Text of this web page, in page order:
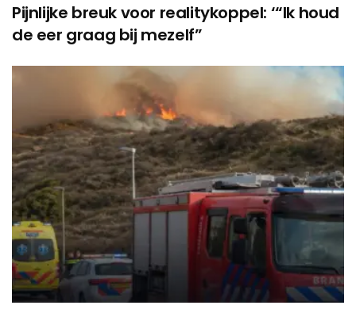
Pijnlijke breuk voor realitykoppel: ‘“Ik houd
de eer graag bij mezelf”